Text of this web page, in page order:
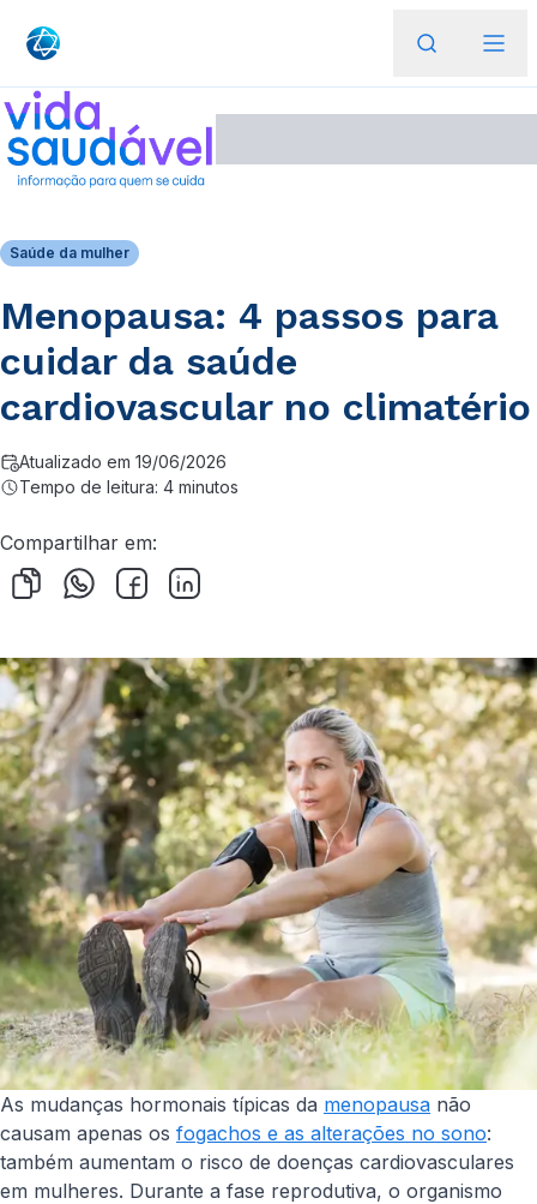
Saúde da mulher
Menopausa: 4 passos para
cuidar da saúde
cardiovascular no climatério
Atualizado em 19/06/2026
Tempo de leitura: 4 minutos
Compartilhar em:
As mudanças hormonais típicas da menopausa não
causam apenas os fogachos e as alterações no sono:
também aumentam o risco de doenças cardiovasculares
em mulheres. Durante a fase reprodutiva, o organismo